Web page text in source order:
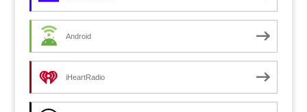
Android
iHeartRadio